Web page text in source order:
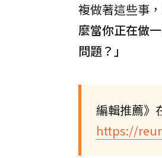
複做著這些事
麼當你正在做
問題？」
編輯推薦》
https://